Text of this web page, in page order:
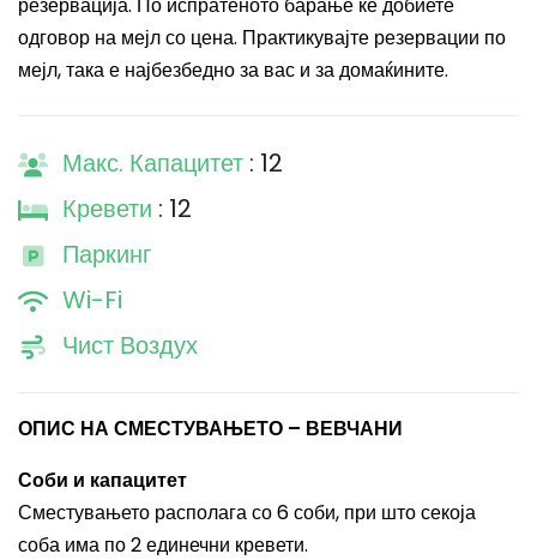
одговор на мејл со цена. Практикувајте резервации по
мејл, така е најбезбедно за вас и за домаќините.
Макс. Капацитет : 12
Кревети : 12
Паркинг
Wi-Fi
Чист Воздух
ОПИС НА СМЕСТУВАЊЕТО – ВЕВЧАНИ
Соби и капацитет
Сместувањето располага со 6 соби, при што секоја
соба има по 2 единечни кревети.